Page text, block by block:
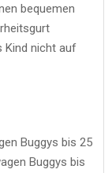
bequemen
Kind nicht auf
Buggys bis 25
Buggys bis